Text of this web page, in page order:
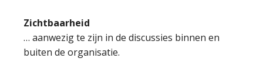
Zichtbaarheid
… aanwezig te zijn in de discussies binnen en
buiten de organisatie.